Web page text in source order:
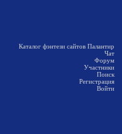
Каталог фэнтези сайтов Палантир
Чат
Форум
Участники
Поиск
Регистрация
Войти